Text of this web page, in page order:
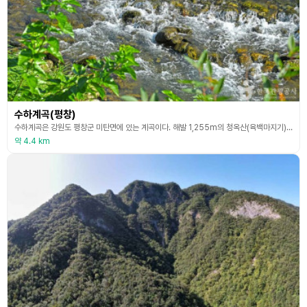
수하계곡(평창)
수하계곡은 강원도 평창군 미탄면에 있는 계곡이다. 해발 1,255m의 청옥산(육백마지기)에서 흘러내린 물줄기가 미탄면 소재지를 지나 동강과 합류하기 직전 약 8㎞ 가량의 기암괴석과 협곡으로 이루어진 수하계곡을 지나게 되는데 이곳이 동강 래프팅 출발점이 되는 곳이다. 이곳에서 동쪽으로 5㎞ 가량 강변을 따라 걸으면 한국의 대표적인 오지 마을인 문희마을이 있다. 동강이 래프팅의 성지가 되면서 유명세를 치르게 된 곳이기도 하다. 마을관리 휴양지로 운영되고 있
약 4.4 km